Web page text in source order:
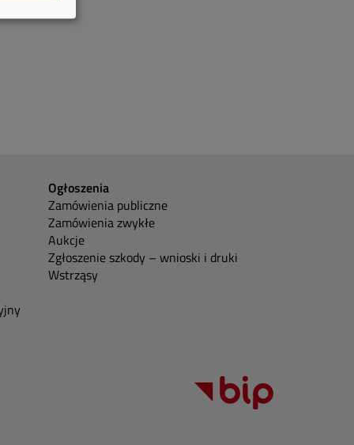
Ogłoszenia
Zamówienia publiczne
Zamówienia zwykłe
Aukcje
Zgłoszenie szkody – wnioski i druki
Wstrząsy